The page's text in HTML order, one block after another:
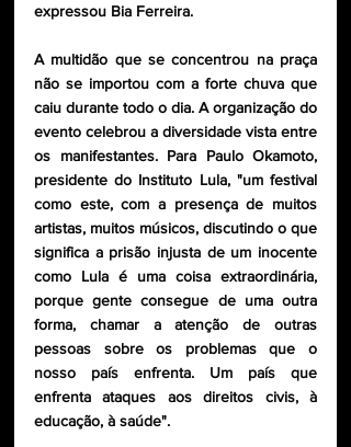
expressou Bia Ferreira.
A multidão que se concentrou na praça
não se importou com a forte chuva que
caiu durante todo o dia. A organização do
evento celebrou a diversidade vista entre
os manifestantes. Para Paulo Okamoto,
presidente do Instituto Lula, "um festival
como este, com a presença de muitos
artistas, muitos músicos, discutindo o que
significa a prisão injusta de um inocente
como Lula é uma coisa extraordinária,
porque gente consegue de uma outra
forma, chamar a atenção de outras
pessoas sobre os problemas que o
nosso país enfrenta. Um país que
enfrenta ataques aos direitos civis, à
educação, à saúde".